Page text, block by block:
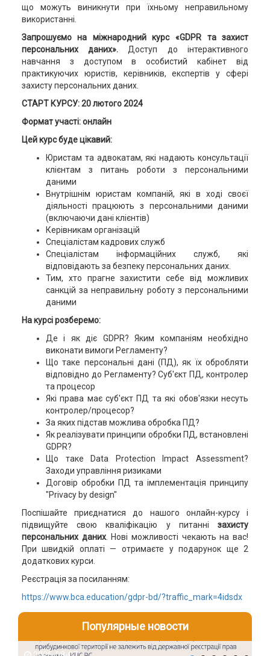
що можуть виникнути при їхньому неправильному
використанні.
Запрошуємо на міжнародний курс «GDPR та захист
персональних даних». Доступ до інтерактивного
навчання з доступом в особистий кабінет від
практикуючих юристів, керівників, експертів у сфері
захисту персональних даних.
СТАРТ КУРСУ: 20 лютого 2024
Формат участі: онлайн
Цей курс буде цікавий:
Юристам та адвокатам, які надають консультації
клієнтам з питань роботи з персональними
даними
Внутрішнім юристам компаній, які в ході своєї
діяльності працюють з персональними даними
(включаючи дані клієнтів)
Керівникам організацій
Спеціалістам кадрових служб
Спеціалістам інформаційних служб, які
відповідають за безпеку персональних даних.
Тим, хто прагне захистити себе від можливих
санкцій за неправильну роботу з персональними
даними
На курсі розберемо:
Де і як діє GDPR? Яким компаніям необхідно
виконати вимоги Регламенту?
Що таке персональні дані (ПД), як їх обробляти
відповідно до Регламенту? Суб'єкт ПД, контролер
та процесор
Які права має суб'єкт ПД та які обов'язки несуть
контролер/процесор?
За яких підстав можлива обробка ПД?
Як реалізувати принципи обробки ПД, встановлені
GDPR?
Що таке Data Protection Impact Assessment?
Заходи управління ризиками
Договір обробки ПД та імплементація принципу
"Privacy by design"
Поспішайте приєднатися до нашого онлайн-курсу і
підвищуйте свою кваліфікацію у питаннізахисту
персональних даних. Нові можливості чекають на вас!
При швидкій оплаті — отримаєте у подарунок ще 2
додаткових курси.
Реєстрація за посиланням:
https://www.bca.education/gdpr-bd/?traffic_mark=4idsdx
Популярные новости